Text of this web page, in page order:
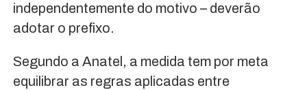
independentemente do motivo – deverão
adotar o prefixo.
Segundo a Anatel, a medida tem por meta
equilibrar as regras aplicadas entre